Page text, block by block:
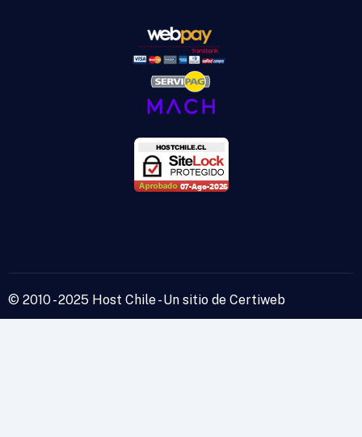
© 2010 - 2025 Host Chile - Un sitio de Certiweb